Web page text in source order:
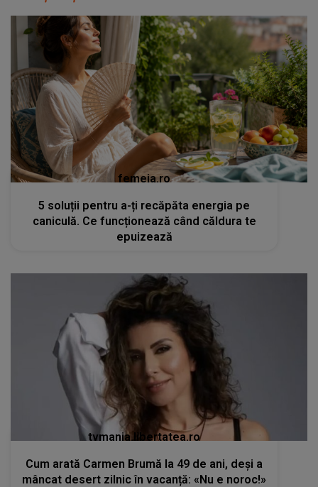
femeia.ro
5 soluții pentru a-ți recăpăta energia pe
caniculă. Ce funcționează când căldura te
epuizează
tvmania.libertatea.ro
Cum arată Carmen Brumă la 49 de ani, deși a
mâncat desert zilnic în vacanță: «Nu e noroc!»